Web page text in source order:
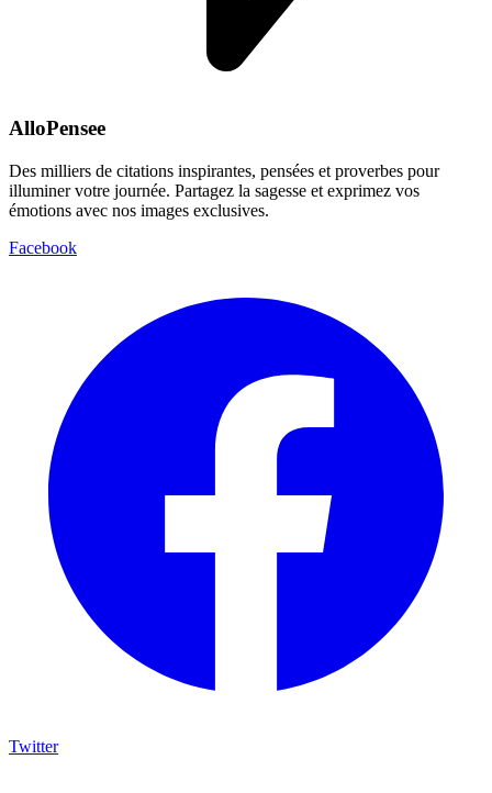
AlloPensee
Des milliers de citations inspirantes, pensées et proverbes pour
illuminer votre journée. Partagez la sagesse et exprimez vos
émotions avec nos images exclusives.
Facebook
Twitter